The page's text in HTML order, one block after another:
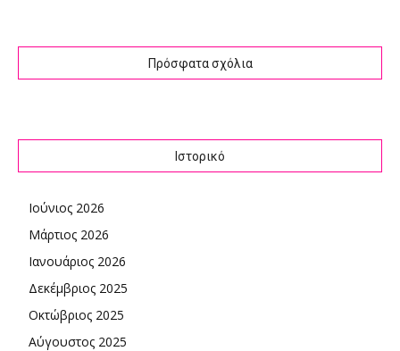
Πρόσφατα σχόλια
Ιστορικό
Ιούνιος 2026
Μάρτιος 2026
Ιανουάριος 2026
Δεκέμβριος 2025
Οκτώβριος 2025
Αύγουστος 2025